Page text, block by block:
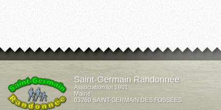
Saint-Germain Randonnée
Association loi 1901
Mairie
03260 SAINT-GERMAIN DES FOSSÉES